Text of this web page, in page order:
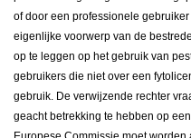
of door een professionele
eigenlijke voorwerp van de
op te leggen op het gebruik van
gebruikers die niet over een
gebruik. De verwijzende rechter
geacht betrekking te hebben op